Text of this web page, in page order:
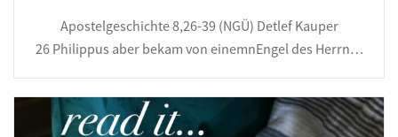
Apostelgeschichte 8,26-39 (NGÜ) Detlef Kauper
26 Philippus aber bekam von einemnEngel des Herrn…